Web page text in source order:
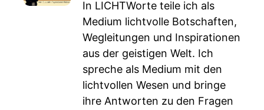
In LICHTWorte teile ich als
Medium lichtvolle Botschaften,
Wegleitungen und Inspirationen
aus der geistigen Welt. Ich
spreche als Medium mit den
lichtvollen Wesen und bringe
ihre Antworten zu den Fragen